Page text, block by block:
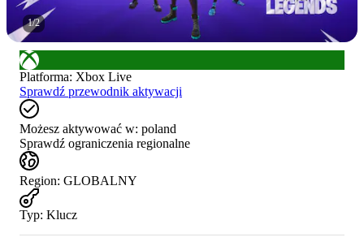
1/2
Platforma: Xbox Live
Sprawdź przewodnik aktywacji
Możesz aktywować w: poland
Sprawdź ograniczenia regionalne
Region: GLOBALNY
Typ: Klucz